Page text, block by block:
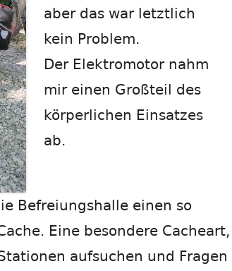
aber das war letztlich
kein Problem.
Der Elektromotor nahm
mir einen Großteil des
körperlichen Einsatzes
ab.
Befreiungshalle einen so
Eine besondere Cacheart,
aufsuchen und Fragen